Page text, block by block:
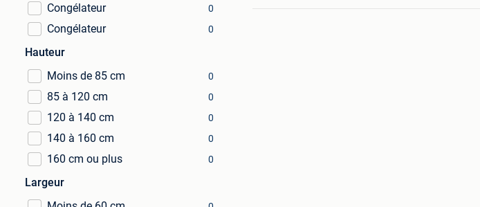
Congélateur
0
Congélateur 0
Hauteur
Moins de 85 cm
0
85 à 120 cm 0
120 à 140 cm 0
140 à 160 cm 0
160 cm ou plus 0
Largeur